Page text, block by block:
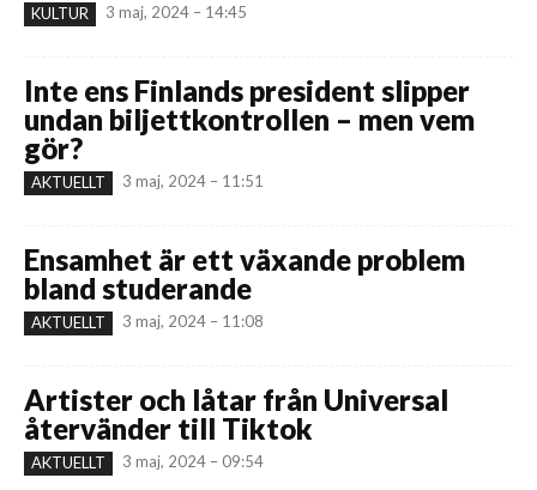
KULTUR 3 maj, 2024 – 14:45
Inte ens Finlands president slipper
undan biljettkontrollen – men vem
gör?
AKTUELLT 3 maj, 2024 – 11:51
Ensamhet är ett växande problem
bland studerande
AKTUELLT 3 maj, 2024 – 11:08
Artister och låtar från Universal
återvänder till Tiktok
AKTUELLT 3 maj, 2024 – 09:54